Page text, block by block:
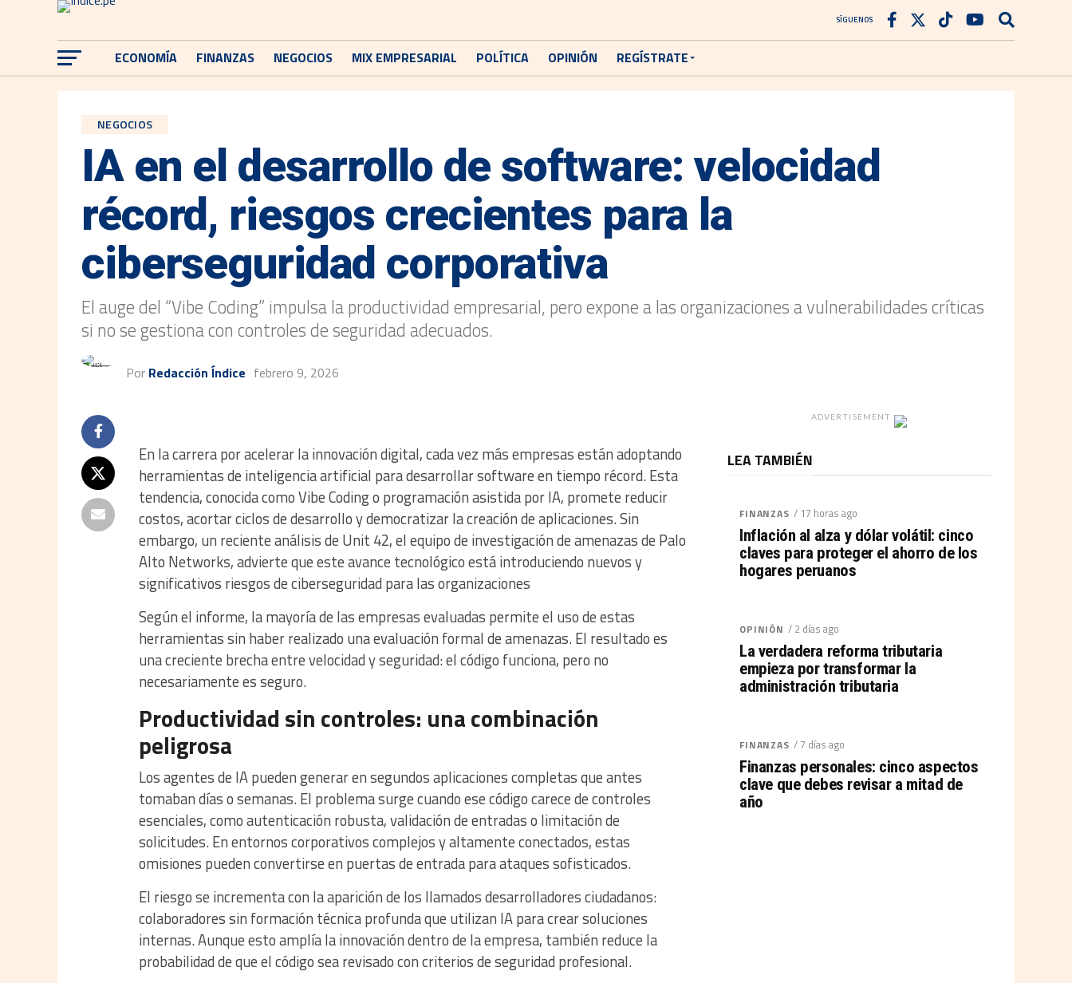
SÍGUENOS
ECONOMÍA FINANZAS NEGOCIOS MIX EMPRESARIAL POLÍTICA OPINIÓN REGÍSTRATE
NEGOCIOS
IA en el desarrollo de software: velocidad
récord, riesgos crecientes para la
ciberseguridad corporativa
El auge del “Vibe Coding” impulsa la productividad empresarial, pero expone a las organizaciones a vulnerabilidades críticas
si no se gestiona con controles de seguridad adecuados.
Por Redacción Índice febrero 9, 2026
En la carrera por acelerar la innovación digital, cada vez más empresas están adoptando
herramientas de inteligencia artificial para desarrollar software en tiempo récord. Esta
tendencia, conocida como Vibe Coding o programación asistida por IA, promete reducir
costos, acortar ciclos de desarrollo y democratizar la creación de aplicaciones. Sin
embargo, un reciente análisis de Unit 42, el equipo de investigación de amenazas de Palo
Alto Networks, advierte que este avance tecnológico está introduciendo nuevos y
significativos riesgos de ciberseguridad para las organizaciones
Según el informe, la mayoría de las empresas evaluadas permite el uso de estas
herramientas sin haber realizado una evaluación formal de amenazas. El resultado es
una creciente brecha entre velocidad y seguridad: el código funciona, pero no
necesariamente es seguro.
Productividad sin controles: una combinación
peligrosa
Los agentes de IA pueden generar en segundos aplicaciones completas que antes
tomaban días o semanas. El problema surge cuando ese código carece de controles
esenciales, como autenticación robusta, validación de entradas o limitación de
solicitudes. En entornos corporativos complejos y altamente conectados, estas
omisiones pueden convertirse en puertas de entrada para ataques sofisticados.
El riesgo se incrementa con la aparición de los llamados desarrolladores ciudadanos:
colaboradores sin formación técnica profunda que utilizan IA para crear soluciones
internas. Aunque esto amplía la innovación dentro de la empresa, también reduce la
probabilidad de que el código sea revisado con criterios de seguridad profesional.
ADVERTISEMENT
LEA TAMBIÉN
FINANZAS / 17 horas ago
Inflación al alza y dólar volátil: cinco
claves para proteger el ahorro de los
hogares peruanos
OPINIÓN / 2 días ago
La verdadera reforma tributaria
empieza por transformar la
administración tributaria
FINANZAS / 7 días ago
Finanzas personales: cinco aspectos
clave que debes revisar a mitad de
año